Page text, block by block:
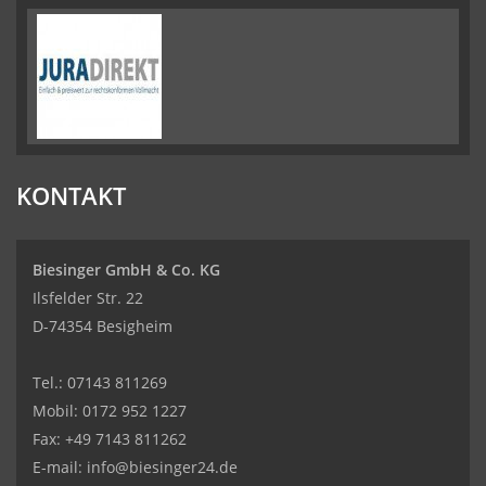
KONTAKT
Biesinger GmbH & Co. KG
Ilsfelder Str. 22
D-74354 Besigheim
Tel.: 07143 811269
Mobil: 0172 952 1227
Fax: +49 7143 811262
E-mail: info@biesinger24.de